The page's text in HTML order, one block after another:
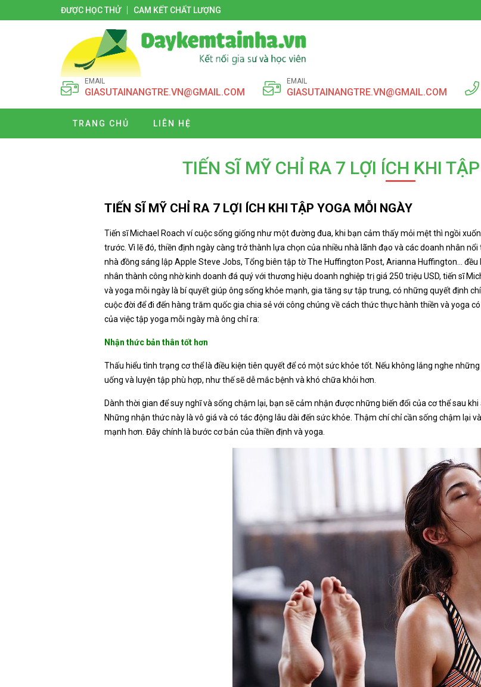
ĐƯỢC HỌC THỬ CAM KẾT CHẤT LƯỢNG
EMAIL
GIASUTAINANGTRE.VN@GMAIL.COM
EMAIL
GIASUTAINANGTRE.VN@GMAIL.COM
TRANG CHỦ LIÊN HỆ
TIẾN SĨ MỸ CHỈ RA 7 LỢI ÍCH KHI
TIẾN SĨ MỸ CHỈ RA 7 LỢI ÍCH KHI TẬP YOGA MỖI NGÀY
Tiến sĩ Michael Roach ví cuộc sống giống như một đường đua, khi bạn cảm thấy mỏi mệt thì ngồi
trước. Vì lẽ đó, thiền định ngày càng trở thành lựa chọn của nhiều nhà lãnh đạo và các doanh nhân
nhà đồng sáng lập Apple Steve Jobs, Tổng biên tập tờ The Huffington Post, Arianna Huffington… đều
nhân thành công nhờ kinh doanh đá quý với thương hiệu doanh nghiệp trị giá 250 triệu USD, tiến sĩ
và yoga mỗi ngày là bí quyết giúp ông sống khỏe mạnh, gia tăng sự tập trung, có những quyết định
cuộc đời để đi đến hàng trăm quốc gia chia sẻ với công chúng về cách thức thực hành thiền và yoga
của việc tập yoga mỗi ngày mà ông chỉ ra:
Nhận thức bản thân tốt hơn
Thấu hiểu tình trạng cơ thể là điều kiện tiên quyết để có một sức khỏe tốt. Nếu không lắng nghe
uống và luyện tập phù hợp, như thế sẽ dễ mắc bệnh và khó chữa khỏi hơn.
Dành thời gian để suy nghĩ và sống chậm lại, bạn sẽ cảm nhận được những biến đổi của cơ thể sau
Những nhận thức này là vô giá và có tác động lâu dài đến sức khỏe. Thậm chí chỉ cần sống chậm lại
mạnh hơn. Đây chính là bước cơ bản của thiền định và yoga.